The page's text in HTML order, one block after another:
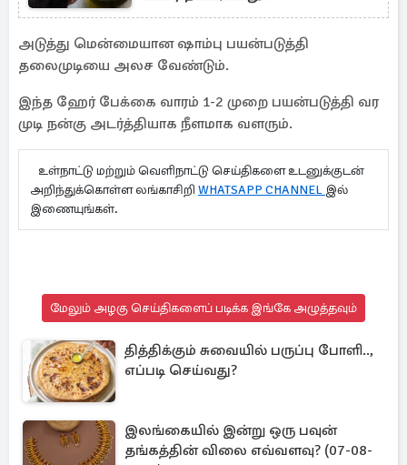
அடுத்து மென்மையான ஷாம்பு பயன்படுத்தி
தலைமுடியை அலச வேண்டும்.
இந்த ஹேர் பேக்கை வாரம் 1-2 முறை பயன்படுத்தி வர
முடி நன்கு அடர்த்தியாக நீளமாக வளரும்.
உள்நாட்டு மற்றும் வெளிநாட்டு செய்திகளை உடனுக்குடன்
அறிந்துக்கொள்ள லங்காசிறி WHATSAPP CHANNEL இல்
இணையுங்கள்.
மேலும் அழகு செய்திகளைப் படிக்க இங்கே அழுத்தவும்
தித்திக்கும் சுவையில் பருப்பு போளி..,
எப்படி செய்வது?
இலங்கையில் இன்று ஒரு பவுன்
தங்கத்தின் விலை எவ்வளவு? (07-08-